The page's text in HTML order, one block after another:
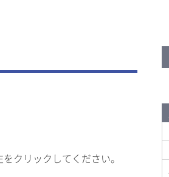
クリックしてください。